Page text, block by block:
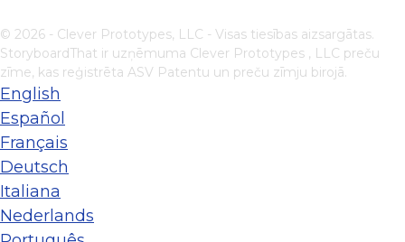
© 2026 - Clever Prototypes, LLC - Visas tiesības aizsargātas.
StoryboardThat ir uzņēmuma Clever Prototypes , LLC preču
zīme, kas reģistrēta ASV Patentu un preču zīmju birojā.
English
Español
Français
Deutsch
Italiana
Nederlands